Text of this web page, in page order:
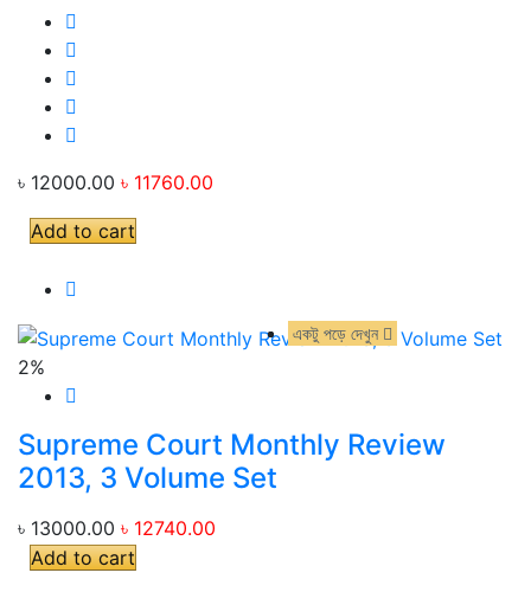
৳ 12000.00 ৳ 11760.00
Add to cart
2%
একটু পড়ে দেখুন
Supreme Court Monthly Review
2013, 3 Volume Set
৳ 13000.00 ৳ 12740.00
Add to cart
একটু পড়ে দেখুন